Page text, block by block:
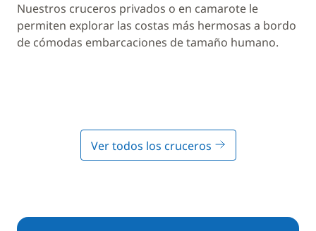
Nuestros cruceros privados o en camarote le
permiten explorar las costas más hermosas a bordo
de cómodas embarcaciones de tamaño humano.
Ver todos los cruceros